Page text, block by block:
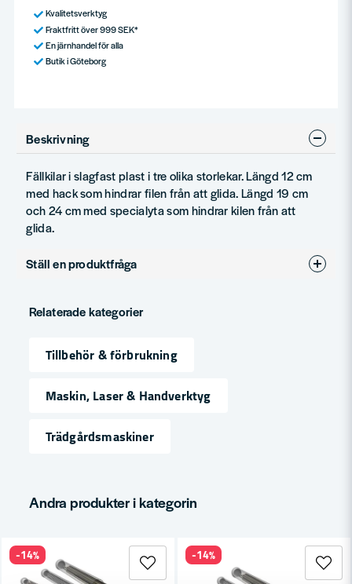
Kvalitetsverktyg
Fraktfritt över 999 SEK*
En järnhandel för alla
Butik i Göteborg
Beskrivning
Fällkilar i slagfast plast i tre olika storlekar. Längd 12 cm
med hack som hindrar filen från att glida. Längd 19 cm
och 24 cm med specialyta som hindrar kilen från att
glida.
Ställ en produktfråga
Fråga oss något om denna produkten...
Namn
email
Relaterade kategorier
Tillbehör & förbrukning
Maskin, Laser & Handverktyg
Trädgårdsmaskiner
Andra produkter i kategorin
-14% -14%